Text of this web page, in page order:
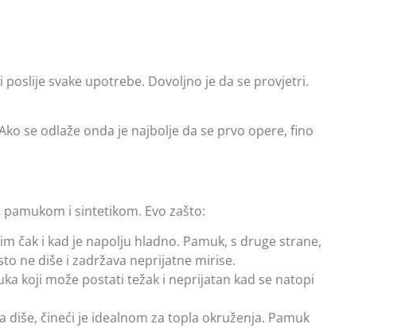
svake upotrebe. Dovoljno je da se provjetri.
se odlaže onda je najbolje da se prvo opere, fino
i sintetikom. Evo zašto:
čak i kad je napolju hladno. Pamuk, s druge strane,
ne diše i zadržava neprijatne mirise.
koji može postati težak i neprijatan kad se natopi
čineći je idealnom za topla okruženja. Pamuk